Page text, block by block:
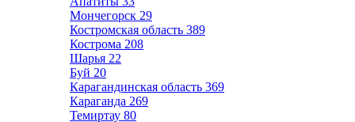
Мончегорск 29
Костромская область 389
Кострома 208
Шарья 22
Буй 20
Карагандинская область 369
Караганда 269
Темиртау 80